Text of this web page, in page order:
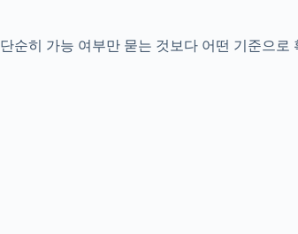
순히 가능 여부만 묻는 것보다 어떤 기준으로